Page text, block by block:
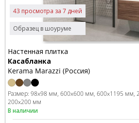
Образец в шоуруме
43 просмотра за 7 дней
Настенная плитка
Касабланка
Kerama Marazzi (Россия)
Размер: 98x98 мм 600x600 мм 600x1195 мм
200x200 мм
В наличии